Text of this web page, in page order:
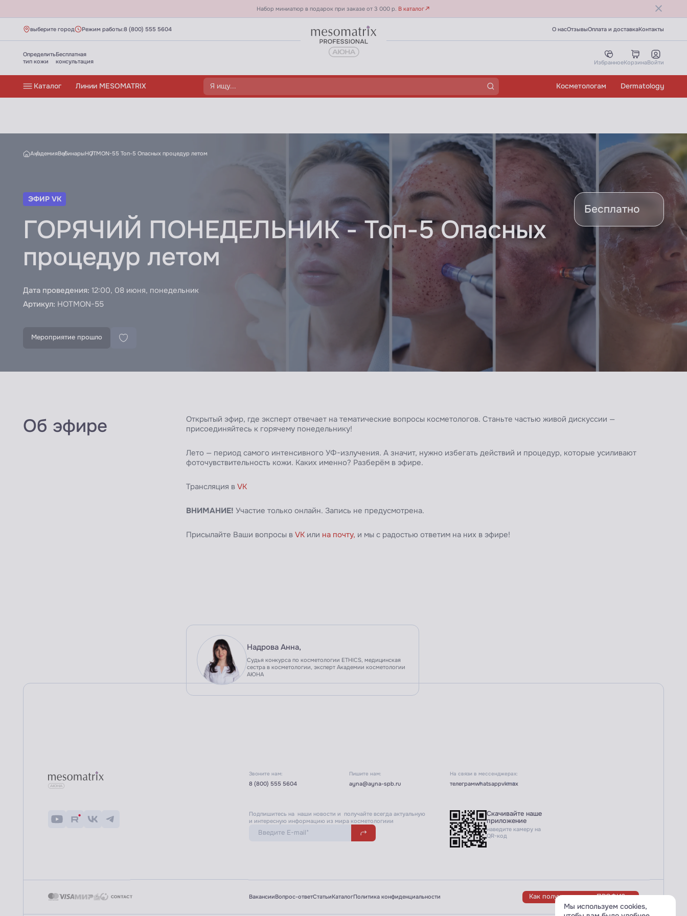
Набор миниатюр в подарок при заказе от 3 000 р. В каталог
выберите город Режим работы:8 (800) 555 5604 О насОтзывыОплата и доставкаКонтакты
Определить
тип кожи
Бесплатная
консультация
ИзбранноеКорзинаВойти
Каталог Линии MESOMATRIX Косметологам Dermatology
ГОРЯЧИЙ ПОНЕДЕЛЬНИК Топ-5 Опасных процедур летом
АкадемияВебинарыHOTMON-55 Топ-5 Опасных процедур летом
ЭФИР VK
ГОРЯЧИЙ ПОНЕДЕЛЬНИК - Топ-5 Опасных
процедур летом
Дата проведения: 12:00, 08 июня, понедельник
Артикул: HOTMON-55
Бесплатно
Мероприятие прошло
Об эфире
Открытый эфир, где эксперт отвечает на тематические вопросы косметологов. Станьте частью живой дискуссии —
присоединяйтесь к горячему понедельнику!
Лето — период самого интенсивного УФ-излучения. А значит, нужно избегать действий и процедур, которые усиливают
фоточувствительность кожи. Каких именно? Разберём в эфире.
Трансляция в VK
ВНИМАНИЕ! Участие только онлайн. Запись не предусмотрена.
Присылайте Ваши вопросы в VK или на почту, и мы с радостью ответим на них в эфире!
Надрова Анна,
Судья конкурса по косметологии ETHICS, медицинская
сестра в косметологии, эксперт Академии косметологии
АЮНА
Звоните нам:
8 (800) 555 5604
Пишите нам:
ayna@ayna-spb.ru
На связи в мессенджерах:
телеграмwhatsappvkmax
Подпишитесь на наши новости и получайте всегда актуальную
и интересную информацию из мира косметологиии
Скачивайте наше
приложение
наведите камеру на
QR-код
ВакансииВопрос-ответСтатьиКаталогПолитика конфиденциальности Как получить статус ПРОФИ?
Мы используем cookies,